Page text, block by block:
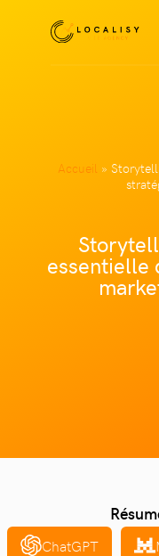
Accueil »
essentielle
ChatGPT